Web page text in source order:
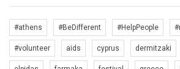
#athens #BeDifferent #HelpPeople
#volunteer aids cyprus dermitzaki